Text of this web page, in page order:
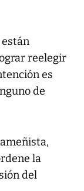
están
reelegir
es
de
la
del